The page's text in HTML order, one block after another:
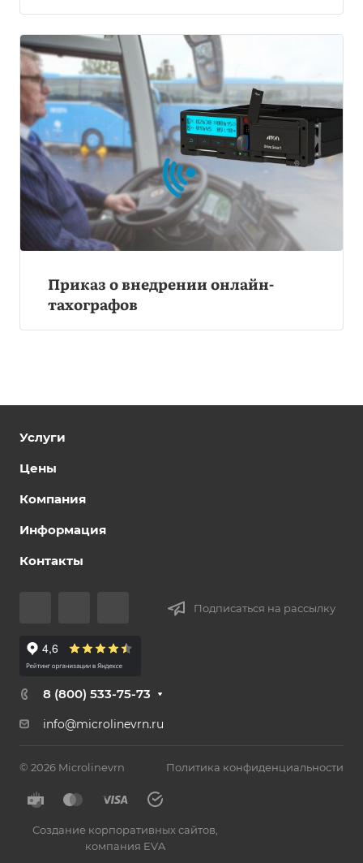
Приказ о внедрении онлайн-
тахографов
Услуги
Цены
Компания
Информация
Контакты
Подписаться на рассылку
8 (800) 533-75-73
info@microlinevrn.ru
© 2026 Microlinevrn Политика конфиденциальности
Создание корпоративных сайтов,
компания EVA